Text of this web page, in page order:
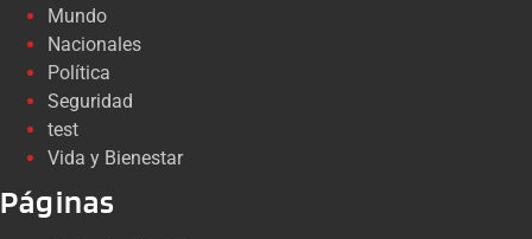
Mundo
Nacionales
Política
Seguridad
test
Vida y Bienestar
Páginas